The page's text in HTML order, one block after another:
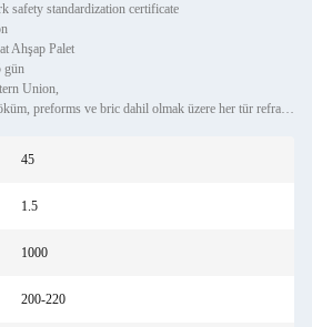
safety standardization certificate
Ahşap Palet
gün
Union,
Yetenek temini: Yıllık üretim, döküm, preforms ve bric dahil olmak üzere her tür refrakter malzemeden 120.000 metrik
45
1.5
1000
200-220